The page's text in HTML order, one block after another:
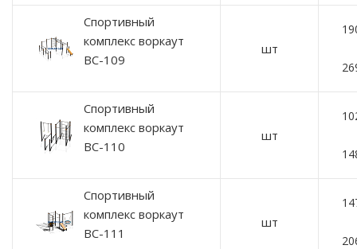
Спортивный
комплекс воркаут
ВС-109
шт
Спортивный
комплекс воркаут
ВС-110
шт
Спортивный
комплекс воркаут
ВС-111
шт